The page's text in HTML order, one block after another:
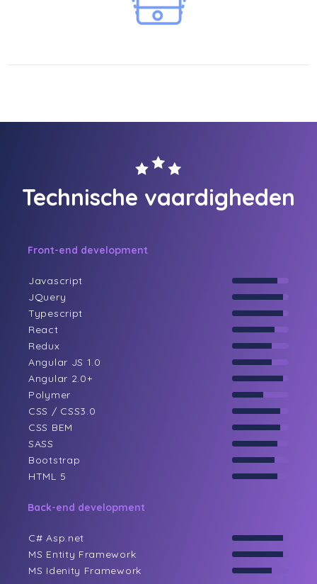
Technische vaardigheden
Front-end development
Javascript
JQuery
Typescript
React
Redux
Angular JS 1.0
Angular 2.0+
Polymer
CSS / CSS3.0
CSS BEM
SASS
Bootstrap
HTML 5
Back-end development
C# Asp.net
MS Entity Framework
MS Idenity Framework